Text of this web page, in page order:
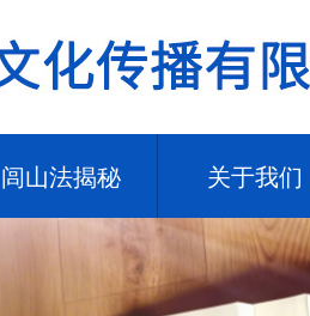
闾山法揭秘 关于我们